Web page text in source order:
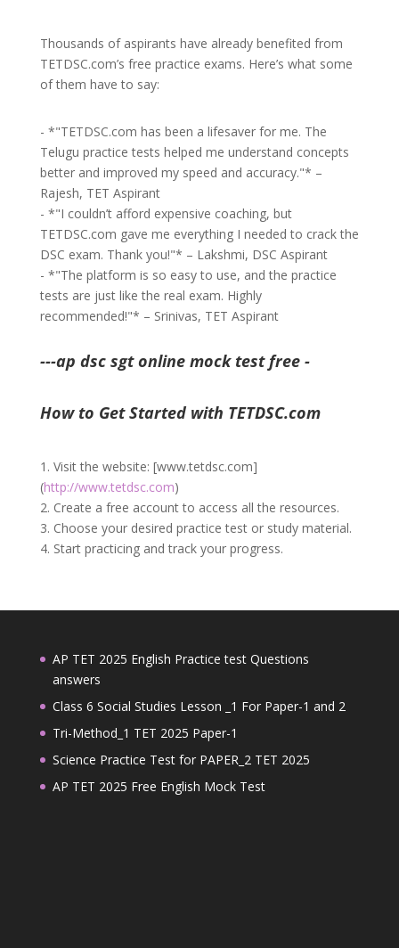
Thousands of aspirants have already benefited from
TETDSC.com’s free practice exams. Here’s what some
of them have to say:
- *"TETDSC.com has been a lifesaver for me. The
Telugu practice tests helped me understand concepts
better and improved my speed and accuracy."* –
Rajesh, TET Aspirant
- *"I couldn’t afford expensive coaching, but
TETDSC.com gave me everything I needed to crack the
DSC exam. Thank you!"* – Lakshmi, DSC Aspirant
- *"The platform is so easy to use, and the practice
tests are just like the real exam. Highly
recommended!"* – Srinivas, TET Aspirant
---ap dsc sgt online mock test free -
How to Get Started with TETDSC.com
1. Visit the website: [www.tetdsc.com]
(http://www.tetdsc.com)
2. Create a free account to access all the resources.
3. Choose your desired practice test or study material.
4. Start practicing and track your progress.
AP TET 2025 English Practice test Questions
answers
Class 6 Social Studies Lesson _1 For Paper-1 and 2
Tri-Method_1 TET 2025 Paper-1
Science Practice Test for PAPER_2 TET 2025
AP TET 2025 Free English Mock Test